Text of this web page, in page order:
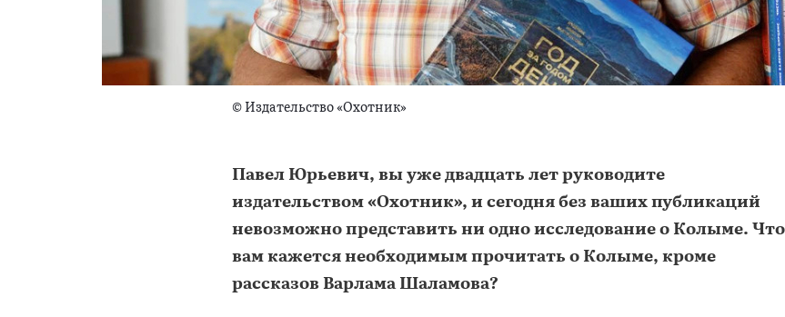
©Издательство «Охотник»
Павел Юрьевич, вы уже двадцать лет руководите
издательством «Охотник», и сегодня без ваших публикаций
невозможно представить ни одно исследование о Колыме. Что
вам кажется необходимым прочитать о Колыме, кроме
рассказов Варлама Шаламова?